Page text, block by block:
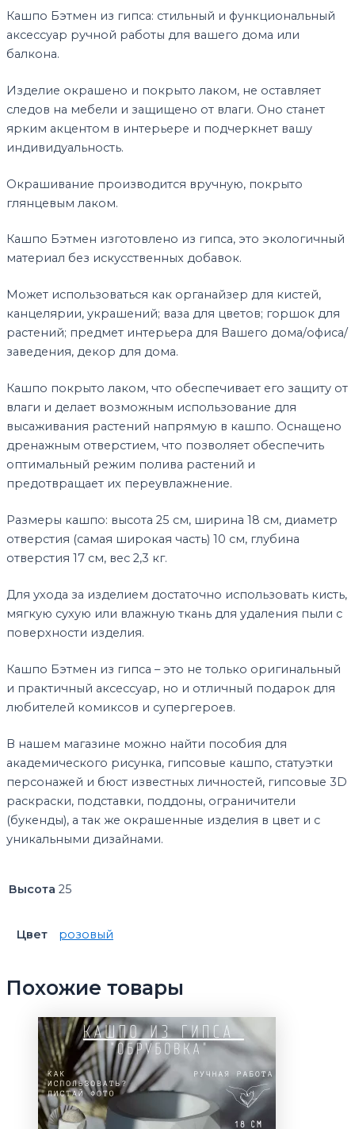
Кашпо Бэтмен из гипса: стильный и функциональный
аксессуар ручной работы для вашего дома или
балкона.
Изделие окрашено и покрыто лаком, не оставляет
следов на мебели и защищено от влаги. Оно станет
ярким акцентом в интерьере и подчеркнет вашу
индивидуальность.
Окрашивание производится вручную, покрыто
глянцевым лаком.
Кашпо Бэтмен изготовлено из гипса, это экологичный
материал без искусственных добавок.
Может использоваться как органайзер для кистей,
канцелярии, украшений; ваза для цветов; горшок для
растений; предмет интерьера для Вашего дома/офиса/
заведения, декор для дома.
Кашпо покрыто лаком, что обеспечивает его защиту от
влаги и делает возможным использование для
высаживания растений напрямую в кашпо. Оснащено
дренажным отверстием, что позволяет обеспечить
оптимальный режим полива растений и
предотвращает их переувлажнение.
Размеры кашпо: высота 25 см, ширина 18 см, диаметр
отверстия (самая широкая часть) 10 см, глубина
отверстия 17 см, вес 2,3 кг.
Для ухода за изделием достаточно использовать кисть,
мягкую сухую или влажную ткань для удаления пыли с
поверхности изделия.
Кашпо Бэтмен из гипса – это не только оригинальный
и практичный аксессуар, но и отличный подарок для
любителей комиксов и супергероев.
В нашем магазине можно найти пособия для
академического рисунка, гипсовые кашпо, статуэтки
персонажей и бюст известных личностей, гипсовые 3D
раскраски, подставки, поддоны, ограничители
(букенды), а так же окрашенные изделия в цвет и с
уникальными дизайнами.
Высота 25
Цвет розовый
Похожие товары